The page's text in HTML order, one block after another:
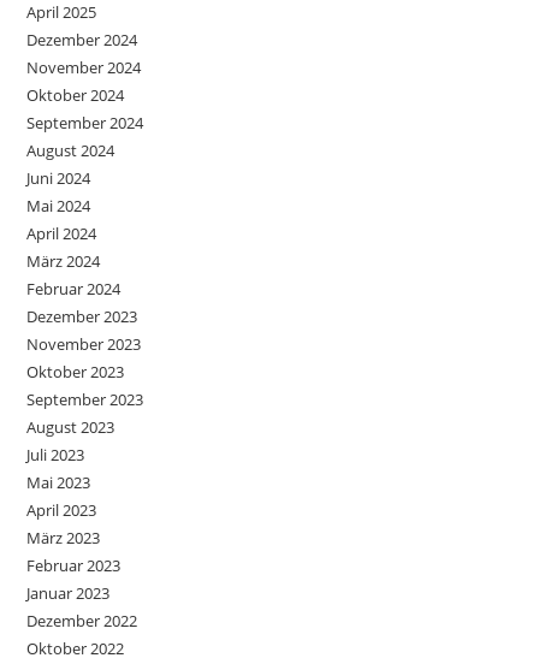
April 2025
Dezember 2024
November 2024
Oktober 2024
September 2024
August 2024
Juni 2024
Mai 2024
April 2024
März 2024
Februar 2024
Dezember 2023
November 2023
Oktober 2023
September 2023
August 2023
Juli 2023
Mai 2023
April 2023
März 2023
Februar 2023
Januar 2023
Dezember 2022
Oktober 2022